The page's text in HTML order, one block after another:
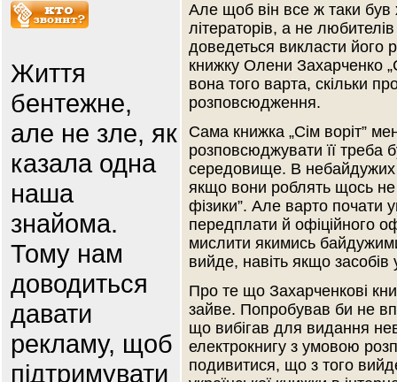
Життя
бентежне,
але не зле, як
казала одна
наша
знайома.
Тому нам
доводиться
давати
рекламу, щоб
підтримувати
Але щоб він все ж таки
літераторів, а не
доведеться викласти його
книжку Олени Захарченко
вона того варта, скільки
розповсюдження.
Сама книжка „Сім воріт”
розповсюджувати її треба
середовище. В небайдужих
якщо вони роблять щось не
фізики”. Але варто почати
передплати й офіційного
мислити якимись
вийде, навіть якщо
Про те що Захарченкові
зайве. Попробував би не
що вибігав для видання
електрокнигу з умовою
подивитися, що з того